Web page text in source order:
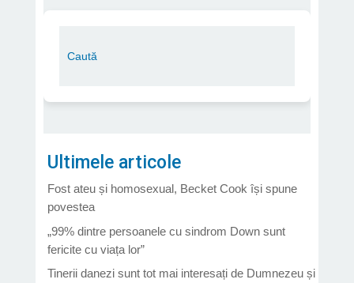
Ultimele articole
Fost ateu și homosexual, Becket Cook își spune
povestea
„99% dintre persoanele cu sindrom Down sunt
fericite cu viața lor”
Tinerii danezi sunt tot mai interesați de Dumnezeu și